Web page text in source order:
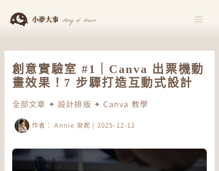
創意實驗室 #1｜Canva 出票機動
畫效果！7 步驟打造互動式設計
全部文章 ✦設計排版 ✦ Canva 教學
作者： Annie 安妮 | 2025-12-12